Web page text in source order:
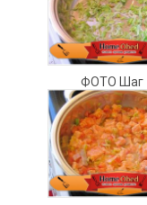
ФОТО Шаг